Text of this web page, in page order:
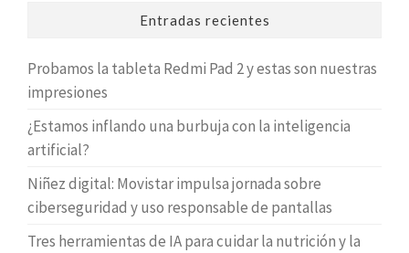
Entradas recientes
Probamos la tableta Redmi Pad 2 y estas son nuestras
impresiones
¿Estamos inflando una burbuja con la inteligencia
artificial?
Niñez digital: Movistar impulsa jornada sobre
ciberseguridad y uso responsable de pantallas
Tres herramientas de IA para cuidar la nutrición y la